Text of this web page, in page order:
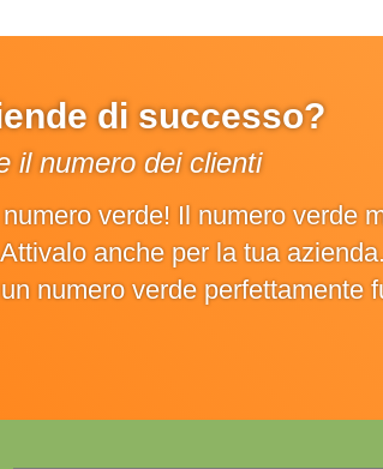
di successo?
il numero dei clienti
verde! Il numero verde
anche per la tua
numero verde perfettamente